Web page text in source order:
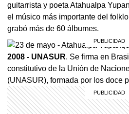
guitarrista y poeta Atahualpa
el músico más importante del
grabó más de 60 álbumes.
2008 - UNASUR. Se firma en
constitutivo de la Unión de
(UNASUR), formada por los doce